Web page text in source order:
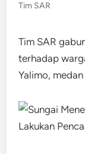
Tim SAR
Tim SAR
terhadap
Yalimo,